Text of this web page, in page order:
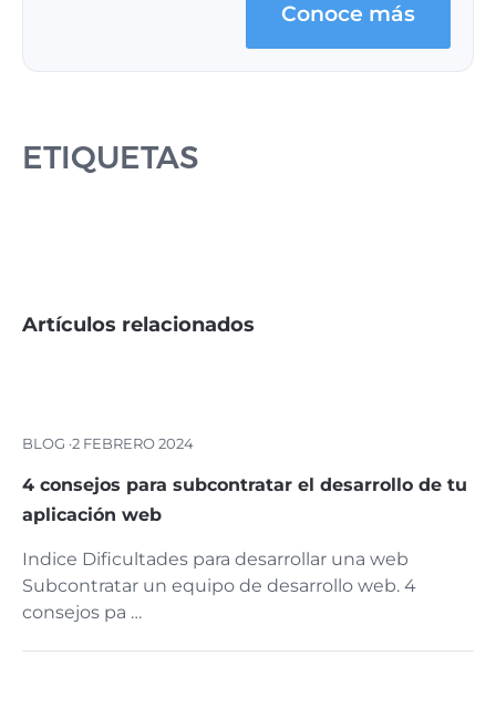
Conoce más
ETIQUETAS
Artículos relacionados
BLOG ·2 FEBRERO 2024
4 consejos para subcontratar el desarrollo de tu
aplicación web
Indice Dificultades para desarrollar una web
Subcontratar un equipo de desarrollo web. 4
consejos pa …